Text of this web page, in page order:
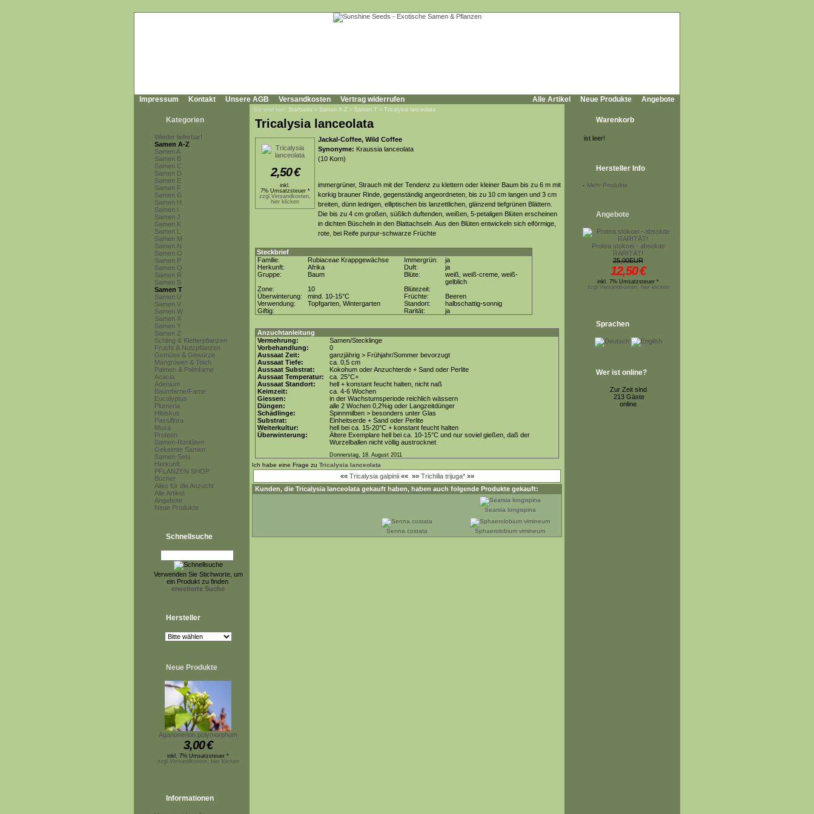
Impressum Kontakt Unsere AGB Versandkosten Vertrag widerrufen Alle Artikel Neue Produkte Angebote
Kategorien
Wieder lieferbar!
Samen A-Z
Samen A
Samen B
Samen C
Samen D
Samen E
Samen F
Samen G
Samen H
Samen I
Samen J
Samen K
Samen L
Samen M
Samen N
Samen O
Samen P
Samen Q
Samen R
Samen S
Samen T
Samen U
Samen V
Samen W
Samen X
Samen Y
Samen Z
Schling & Kletterpflanzen
Frucht & Nutzpflanzen
Gemüse & Gewürze
Mangroven & Teich
Palmen & Palmfarne
Acacia
Adenium
Baumfarne/Farne
Eucalyptus
Plumeria
Hibiskus
Passiflora
Musa
Proteen
Samen-Raritäten
Gekeimte Samen
Samen-Sets
Herkunft
PFLANZEN SHOP
Bücher
Alles für die Anzucht
Alle Artikel
Angebote
Neue Produkte
Schnellsuche
Verwenden Sie Stichworte, um
ein Produkt zu finden.
erweiterte Suche
Hersteller
Neue Produkte
Aganonerion polymorphum
3,00€
inkl. 7% Umsatzsteuer *
zzgl.Versandkosten, hier klicken
Informationen
Sie sind hier: Startseite » Samen A-Z » Samen T » Tricalysia lanceolata
Tricalysia lanceolata
2,50€
inkl.
7% Umsatzsteuer *
zzgl.Versandkosten,
hier klicken
Jackal-Coffee, Wild Coffee
Synonyme: Kraussia lanceolata
(10 Korn)
immergrüner, Strauch mit der Tendenz zu klettern oder kleiner Baum bis zu 6 m mit
korkig brauner Rinde, gegenständig angeordneten, bis zu 10 cm langen und 3 cm
breiten, dünn ledrigen, elliptischen bis lanzettlichen, glänzend tiefgrünen Blättern.
Die bis zu 4 cm großen, süßlich duftenden, weißen, 5-petaligen Blüten erscheinen
in dichten Büscheln in den Blattachseln. Aus den Blüten entwickeln sich eiförmige,
rote, bei Reife purpur-schwarze Früchte
Steckbrief
Familie:
Rubiaceae Krappgewächse Immergrün:
ja
Herkunft:
Afrika Duft:
ja
Gruppe:
Baum Blüte:
weiß, weiß-creme, weiß-
gelblich
Zone:
10
Blütezeit:
Überwinterung:
mind. 10-15°C Früchte:
Beeren
Verwendung:
Topfgarten, Wintergarten Standort:
halbschattig-sonnig
Giftig:
Rarität: ja
Anzuchtanleitung
Vermehrung:
Samen/Stecklinge
Vorbehandlung:
0
Aussaat Zeit:
ganzjährig > Frühjahr/Sommer bevorzugt
Aussaat Tiefe:
ca. 0,5 cm
Aussaat Substrat:
Kokohum oder Anzuchterde + Sand oder Perlite
Aussaat Temperatur:
ca. 25°C+
Aussaat Standort:
hell + konstant feucht halten, nicht naß
Keimzeit:
ca. 4-6 Wochen
Giessen:
in der Wachstumsperiode reichlich wässern
Düngen:
alle 2 Wochen 0,2%ig oder Langzeitdünger
Schädlinge:
Spinnmilben > besonders unter Glas
Substrat:
Einheitserde + Sand oder Perlite
Weiterkultur:
hell bei ca. 15-20°C + konstant feucht halten
Überwinterung:
Ältere Exemplare hell bei ca. 10-15°C und nur soviel gießen, daß der
Wurzelballen nicht völlig austrocknet.
Donnerstag, 18. August 2011
Ich habe eine Frage zu Tricalysia lanceolata
«« Tricalysia galpinii«« »» Trichilia trijuga*»»
Kunden, die Tricalysia lanceolata gekauft haben, haben auch folgende Produkte gekauft:
Searsia longispina
Senna costata Sphaerolobium vimineum
Warenkorb
ist leer!
Hersteller Info
- Mehr Produkte
Angebote
Protea stokoei - absolute
RARITÄT!
25,00EUR
12,50€
inkl. 7% Umsatzsteuer *
zzgl.Versandkosten, hier klicken
Sprachen
Wer ist online?
Zur Zeit sind
213 Gäste
online.